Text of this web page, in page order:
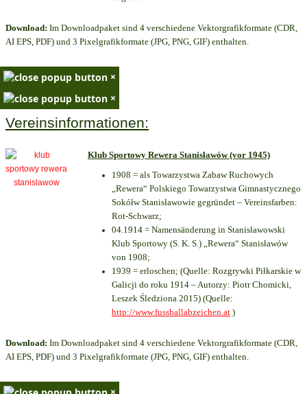
Download: Im Downloadpaket sind 4 verschiedene Vektorgrafikformate (CDR,
AI EPS, PDF) und 3 Pixelgrafikformate (JPG, PNG, GIF) enthalten.
×
×
Vereinsinformationen:
Klub Sportowy Rewera Stanisławów (vor 1945)
1908 = als Towarzystwa Zabaw Ruchowych
„Rewera“ Polskiego Towarzystwa Gimnastycznego
Sokółw Stanisławowie gegründet – Vereinsfarben:
Rot-Schwarz;
04.1914 = Namensänderung in Stanisławowski
Klub Sportowy (S. K. S.) „Rewera“ Stanisławów
von 1908;
1939 = erloschen; (Quelle: Rozgrywki Piłkarskie w
Galicji do roku 1914 – Autorzy: Piotr Chomicki,
Leszek Śledziona 2015) (Quelle:
http://www.fussballabzeichen.at )
Download: Im Downloadpaket sind 4 verschiedene Vektorgrafikformate (CDR,
AI EPS, PDF) und 3 Pixelgrafikformate (JPG, PNG, GIF) enthalten.